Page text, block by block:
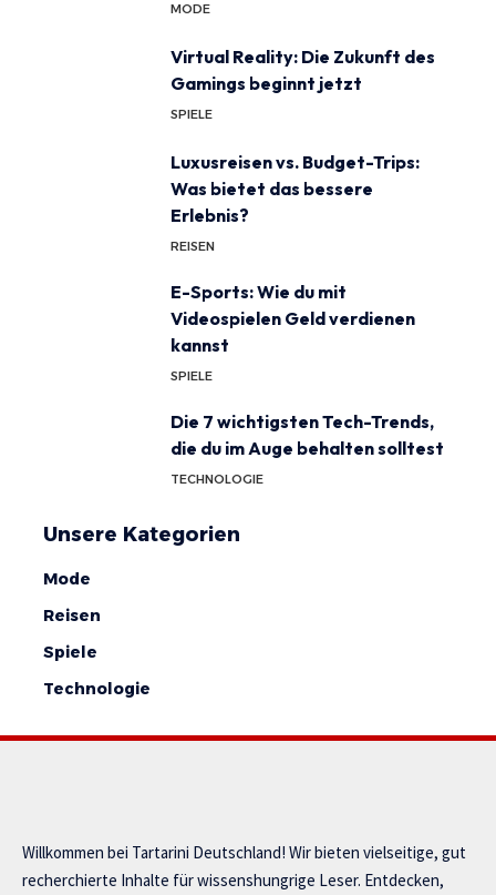
MODE
Virtual Reality: Die Zukunft des
Gamings beginnt jetzt
SPIELE
Luxusreisen vs. Budget-Trips:
Was bietet das bessere
Erlebnis?
REISEN
E-Sports: Wie du mit
Videospielen Geld verdienen
kannst
SPIELE
Die 7 wichtigsten Tech-Trends,
die du im Auge behalten solltest
TECHNOLOGIE
Unsere Kategorien
Mode
Reisen
Spiele
Technologie
Willkommen bei Tartarini Deutschland! Wir bieten vielseitige, gut
recherchierte Inhalte für wissenshungrige Leser. Entdecken,